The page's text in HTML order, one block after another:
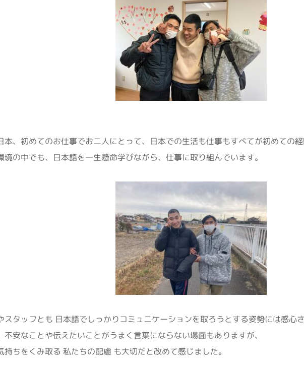
本、初めてのお仕事でお二人にとって、日本での生活も仕事もすべてが初めての
境の中でも、日本語を一生懸命学びながら、仕事に取り組んでいます。
スタッフとも 日本語でしっかりコミュニケーションを取ろうとする姿勢には感心
不安なことや伝えたいことがうまく言葉にならない場面もありますが、
持ちをくみ取る 私たちの配慮 も大切だと改めて感じました。